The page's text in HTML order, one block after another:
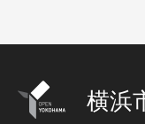
横浜